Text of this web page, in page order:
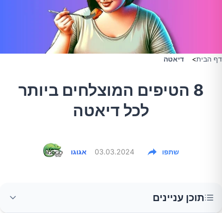
דף הבית> דיאטה
8 הטיפים המוצלחים ביותר
לכל דיאטה
אגוגו 03.03.2024 שתפו
תוכן עניינים